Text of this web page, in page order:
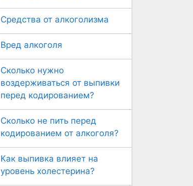
Средства от алкоголизма
Вред алкоголя
Сколько нужно
воздерживаться от выпивки
перед кодированием?
Сколько не пить перед
кодированием от алкоголя?
Как выпивка влияет на
уровень холестерина?